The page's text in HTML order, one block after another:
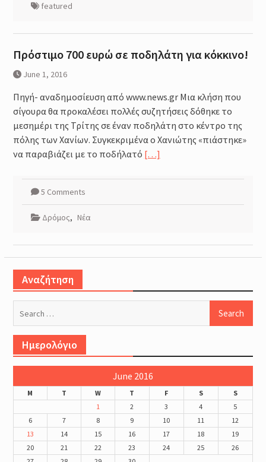
featured
Πρόστιμο 700 ευρώ σε ποδηλάτη για κόκκινο!
June 1, 2016
Πηγή- αναδημοσίευση από www.news.gr Μια κλήση που
σίγουρα θα προκαλέσει πολλές συζητήσεις δόθηκε το
μεσημέρι της Τρίτης σε έναν ποδηλάτη στο κέντρο της
πόλης των Χανίων. Συγκεκριμένα ο Χανιώτης «πιάστηκε»
να παραβιάζει με το ποδήλατό […]
5 Comments
Δρόμος, Νέα
Αναζήτηση
Ημερολόγιο
June 2016
M T W T F S
S
1
2 3 4
5
6
7 8 9 10 11
12
13
14 15 16 17 18
19
20
21 22 23 24 25
26